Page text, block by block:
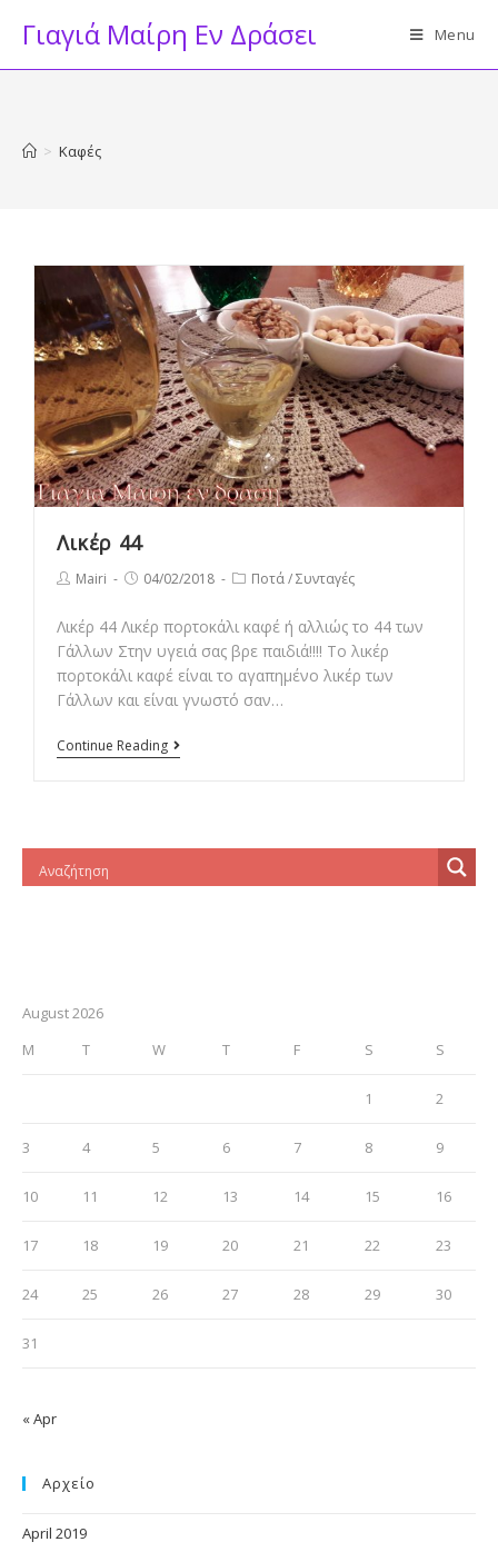
content
Γιαγιά Μαίρη Εν Δράσει Menu
> Καφές
Λικέρ 44
PostMairi
Post04/02/2018
PostΠοτά/Συνταγές
Λικέρ 44 Λικέρ πορτοκάλι καφέ ή αλλιώς το 44 των
Γάλλων Στην υγειά σας βρε παιδιά!!!! Το λικέρ
πορτοκάλι καφέ είναι το αγαπημένο λικέρ των
Γάλλων και είναι γνωστό σαν…
Continue Reading Λικέρ
August 2026
M
T W T F S S
1 2
3 4 5 6 7 8 9
10 11 12 13 14 15 16
17 18 19 20 21 22 23
24 25 26 27 28 29 30
31
« Apr
Αρχείο
April 2019